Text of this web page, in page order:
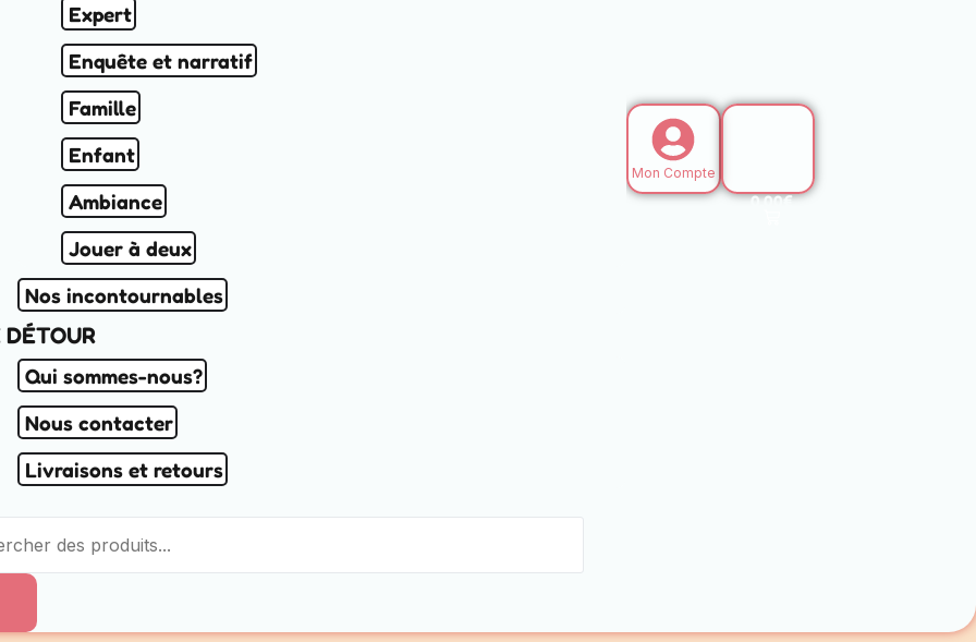
Expert
Enquête et narratif
Famille
Enfant
Ambiance
Jouer à deux
Nos incontournables
DÉTOUR
Qui sommes-nous?
Nous contacter
Livraisons et retours
0,00€